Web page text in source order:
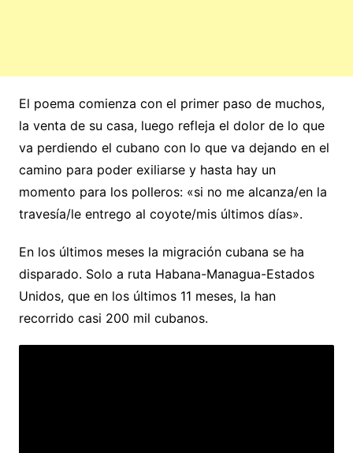
El poema comienza con el primer paso de muchos,
la venta de su casa, luego refleja el dolor de lo que
va perdiendo el cubano con lo que va dejando en el
camino para poder exiliarse y hasta hay un
momento para los polleros: «si no me alcanza/en la
travesía/le entrego al coyote/mis últimos días».
En los últimos meses la migración cubana se ha
disparado. Solo a ruta Habana-Managua-Estados
Unidos, que en los últimos 11 meses, la han
recorrido casi 200 mil cubanos.